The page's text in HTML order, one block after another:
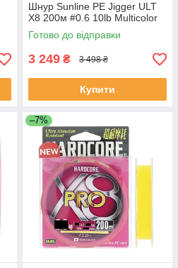
Шнур Sunline PE Jigger ULT
X8 200м #0.6 10lb Multicolor
Готово до відправки
3 249 ₴ 3 498 ₴
Купити
–7%